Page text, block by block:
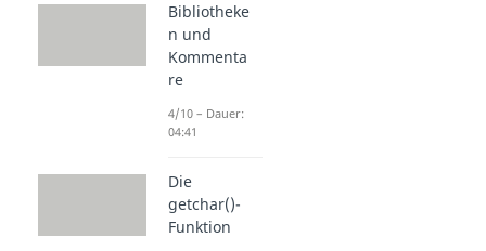
Bibliotheke
n und
Kommenta
re
4/10 – Dauer:
04:41
Die
getchar()-
Funktion